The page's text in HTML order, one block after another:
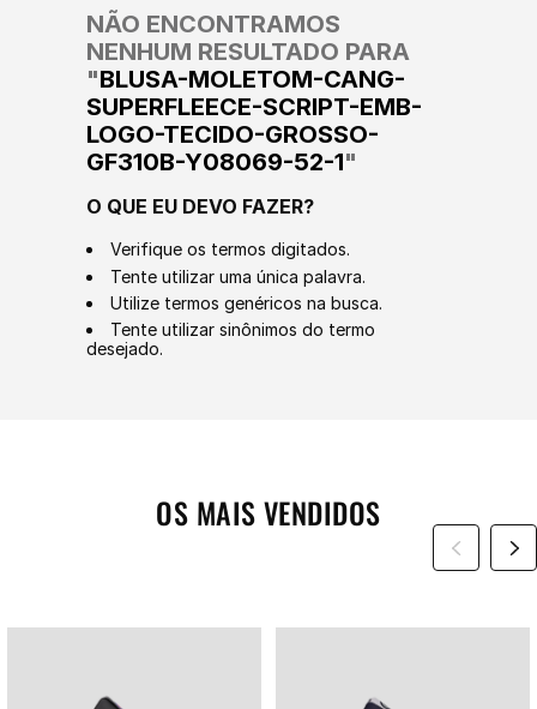
NÃO ENCONTRAMOS
NENHUM RESULTADO PARA
"BLUSA-MOLETOM-CANG-
SUPERFLEECE-SCRIPT-EMB-
LOGO-TECIDO-GROSSO-
GF310B-Y08069-52-1"
O QUE EU DEVO FAZER?
Verifique os termos digitados.
Tente utilizar uma única palavra.
Utilize termos genéricos na busca.
Tente utilizar sinônimos do termo
desejado.
OS MAIS VENDIDOS